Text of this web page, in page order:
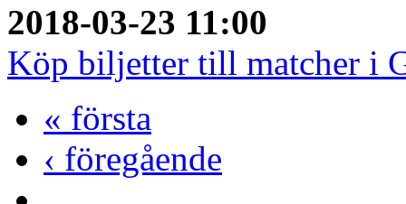
2018-03-23 11:00
Köp biljetter till matcher i
« första
‹ föregående